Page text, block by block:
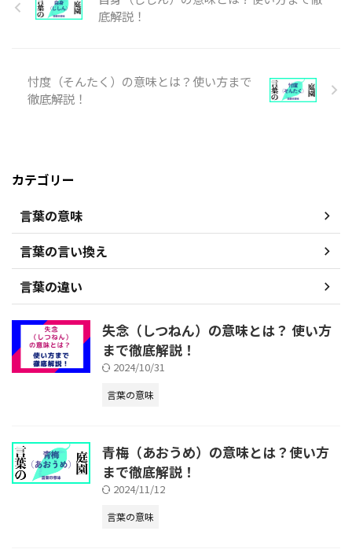
底解説！
忖度（そんたく）の意味とは？使い方まで
徹底解説！
カテゴリー
言葉の意味
言葉の言い換え
言葉の違い
失念（しつねん）の意味とは？ 使い方
まで徹底解説！
2024/10/31
言葉の意味
青梅（あおうめ）の意味とは？使い方
まで徹底解説！
2024/11/12
言葉の意味